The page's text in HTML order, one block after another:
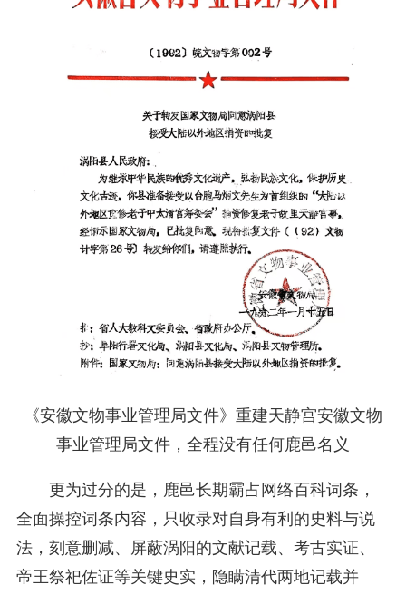
《安徽文物事业管理局文件》重建天静宫安徽文物
事业管理局文件，全程没有任何鹿邑名义
更为过分的是，鹿邑长期霸占网络百科词条，
全面操控词条内容，只收录对自身有利的史料与说
法，刻意删减、屏蔽涡阳的文献记载、考古实证、
帝王祭祀佐证等关键史实，隐瞒清代两地记载并